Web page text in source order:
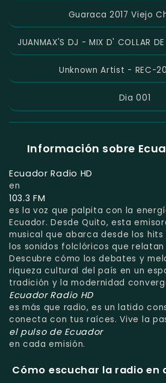
Guaraca 2017 Viejo
JUANMAX'S DJ - MIX D' COLLAR
Unknown Artist - REC-
Dia 001
Información sobre
Ecuador Radio HD
en
103.3 FM
es la voz que palpita con la
Ecuador. Desde Quito, esta
musical que abarca desde los
los sonidos folclóricos que
Descubre cómo los debates y
riqueza cultural del país en un
tradición y la modernidad
Ecuador Radio HD
es más que radio, es un latido
conecta con tus raíces. Vive la
el pulso de Ecuador
en cada emisión.
Cómo escuchar la radio en